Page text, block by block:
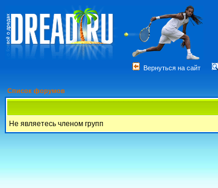
Вернуться на сайт
Список форумов
Не являетесь членом групп